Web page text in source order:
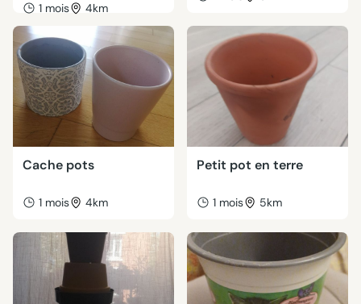
1 mois 4km
Cache pots
1 mois 4km
Petit pot en terre
1 mois 5km